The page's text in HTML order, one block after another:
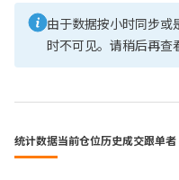
由于数据按小时同步或
时不可见。请稍后再查
统计数据当前仓位历史成交跟单者